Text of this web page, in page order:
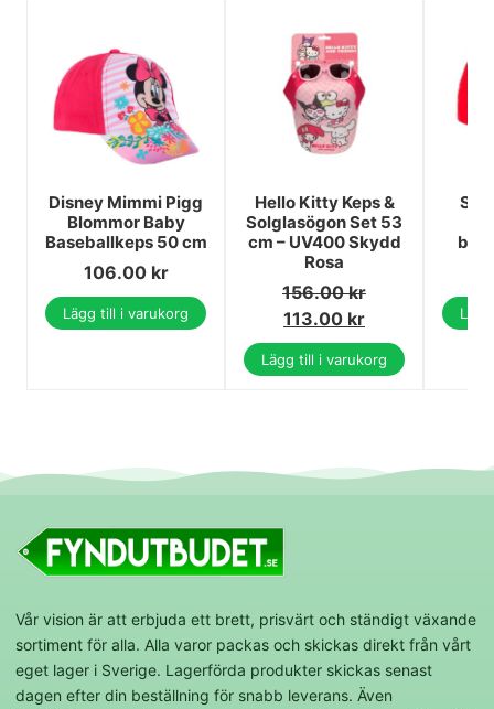
Disney Mimmi Pigg
Blommor Baby
Baseballkeps 50 cm
106.00 kr
Lägg till i varukorg
Hello Kitty Keps &
Solglasögon Set 53
cm – UV400 Skydd
Rosa
156.00kr
113.00 kr
Lägg till i varukorg
Vår vision är att erbjuda ett brett, prisvärt och ständigt växande
sortiment för alla. Alla varor packas och skickas direkt från vårt
eget lager i Sverige. Lagerförda produkter skickas senast
dagen efter din beställning för snabb leverans. Även